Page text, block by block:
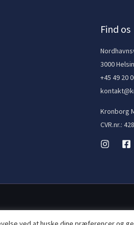
Find os
3000
+45 49 20
Kronborg
CVR.nr.: